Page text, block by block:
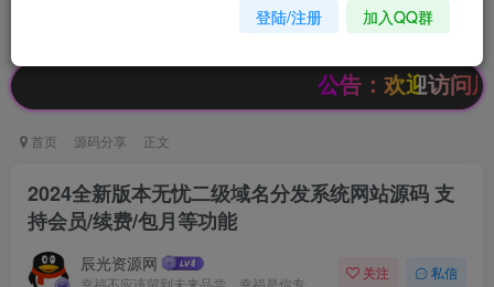
超低价文字广告位招租
公告：欢迎访问辰光资
首页 源码分享 正文
2024全新版本无忧二级域名分发系统网站源码 支
持会员/续费/包月等功能
辰光资源网 关注 私信
登陆/注册 加入QQ群